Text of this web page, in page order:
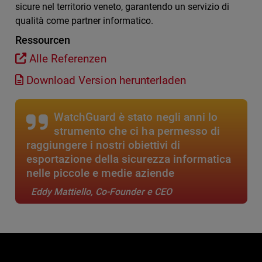
sicure nel territorio veneto, garantendo un servizio di
qualità come partner informatico.
Ressourcen
Alle Referenzen
Download Version herunterladen
WatchGuard è stato negli anni lo
strumento che ci ha permesso di
raggiungere i nostri obiettivi di
esportazione della sicurezza informatica
nelle piccole e medie aziende
Eddy Mattiello, Co-Founder e CEO